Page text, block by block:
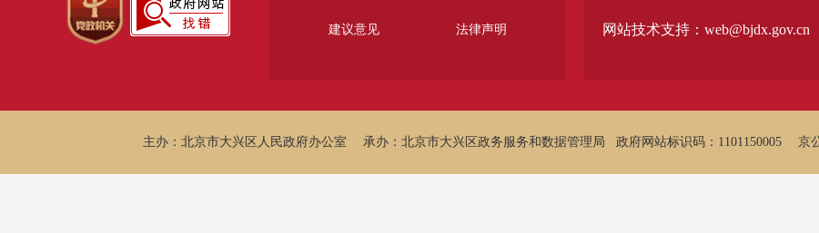
建议意见 法律声明 网站技术支持：web@bjdx.gov.cn
主办：北京市大兴区人民政府办公室 承办：北京市大兴区政务服务和数据管理局 政府网站标识码：1101150005 京